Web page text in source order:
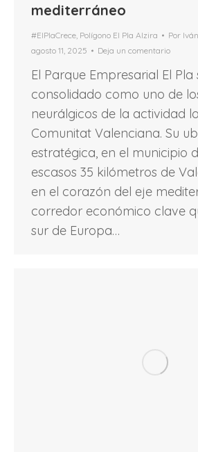
mediterráneo
#ElPlaCrece, Polígono El Pla Alzira Por
agosto 11, 2025
Deja un comentario
El Parque Empresarial El Pla
consolidado como uno de
neurálgicos de la actividad
Comunitat Valenciana. Su
estratégica, en el municipio
escasos 35 kilómetros de
en el corazón del eje
corredor económico clave
sur de Europa…